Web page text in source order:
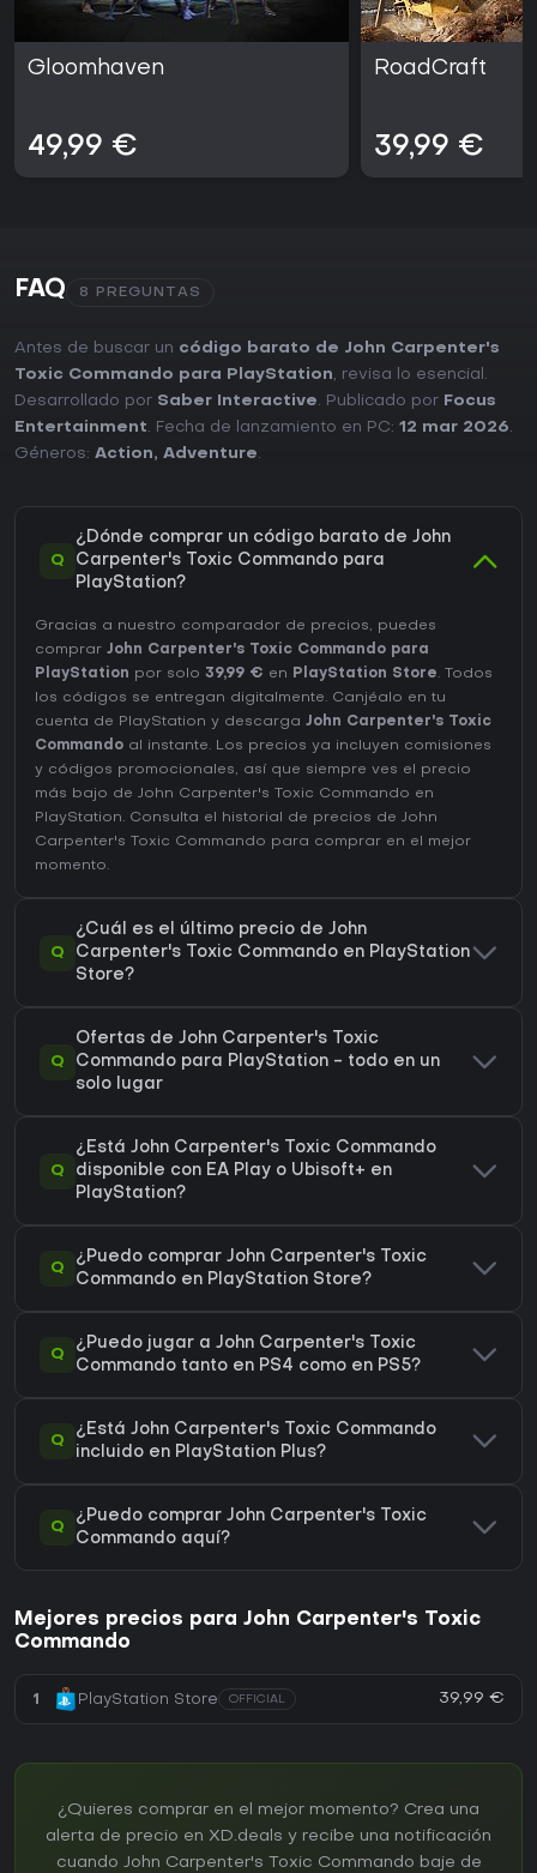
Gloomhaven
49,99 €
RoadCraft
39,99 €
FAQ 8 PREGUNTAS
Antes de buscar un código barato de John Carpenter's
Toxic Commando para PlayStation, revisa lo esencial.
Desarrollado por Saber Interactive. Publicado por Focus
Entertainment. Fecha de lanzamiento en PC: 12 mar 2026.
Géneros: Action, Adventure.
Q
¿Dónde comprar un código barato de John
Carpenter's Toxic Commando para
PlayStation?
Gracias a nuestro comparador de precios, puedes
comprar John Carpenter's Toxic Commando para
PlayStation por solo 39,99 € en PlayStation Store. Todos
los códigos se entregan digitalmente. Canjéalo en tu
cuenta de PlayStation y descarga John Carpenter's Toxic
Commando al instante. Los precios ya incluyen comisiones
y códigos promocionales, así que siempre ves el precio
más bajo de John Carpenter's Toxic Commando en
PlayStation. Consulta el
historial de precios de John
Carpenter's Toxic Commando para comprar en el mejor
momento.
Q
¿Cuál es el último precio de John
Carpenter's Toxic Commando en PlayStation
Store?
Q
Ofertas de John Carpenter's Toxic
Commando para PlayStation - todo en un
solo lugar
Q
¿Está John Carpenter's Toxic Commando
disponible con EA Play o Ubisoft+ en
PlayStation?
Q
¿Puedo comprar John Carpenter's Toxic
Commando en PlayStation Store?
Q
¿Puedo jugar a John Carpenter's Toxic
Commando tanto en PS4 como en PS5?
Q
¿Está John Carpenter's Toxic Commando
incluido en PlayStation Plus?
Q
¿Puedo comprar John Carpenter's Toxic
Commando aquí?
Mejores precios para John Carpenter's Toxic
Commando
1 PlayStation Store OFFICIAL 39,99 €
¿Quieres comprar en el mejor momento? Crea una
alerta de precio en XD.deals y recibe una notificación
cuando John Carpenter's Toxic Commando baje de